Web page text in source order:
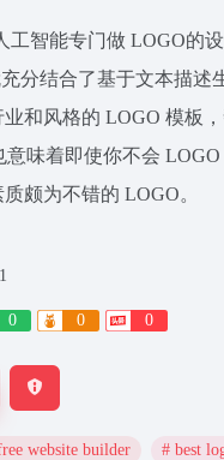
工智能专门做 LOGO的
充分结合了基于文本描述
和风格的 LOGO 模板
意味着即使你不会
颇为不错的 LOGO。
0 0 0
website builder # best